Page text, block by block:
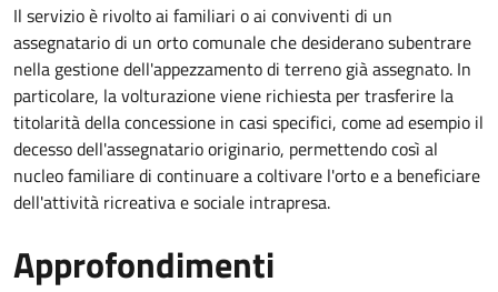
Il servizio è rivolto ai familiari o ai conviventi di un
assegnatario di un orto comunale che desiderano subentrare
nella gestione dell'appezzamento di terreno già assegnato. In
particolare, la volturazione viene richiesta per trasferire la
titolarità della concessione in casi specifici, come ad esempio il
decesso dell'assegnatario originario, permettendo così al
nucleo familiare di continuare a coltivare l'orto e a beneficiare
dell'attività ricreativa e sociale intrapresa.
Approfondimenti